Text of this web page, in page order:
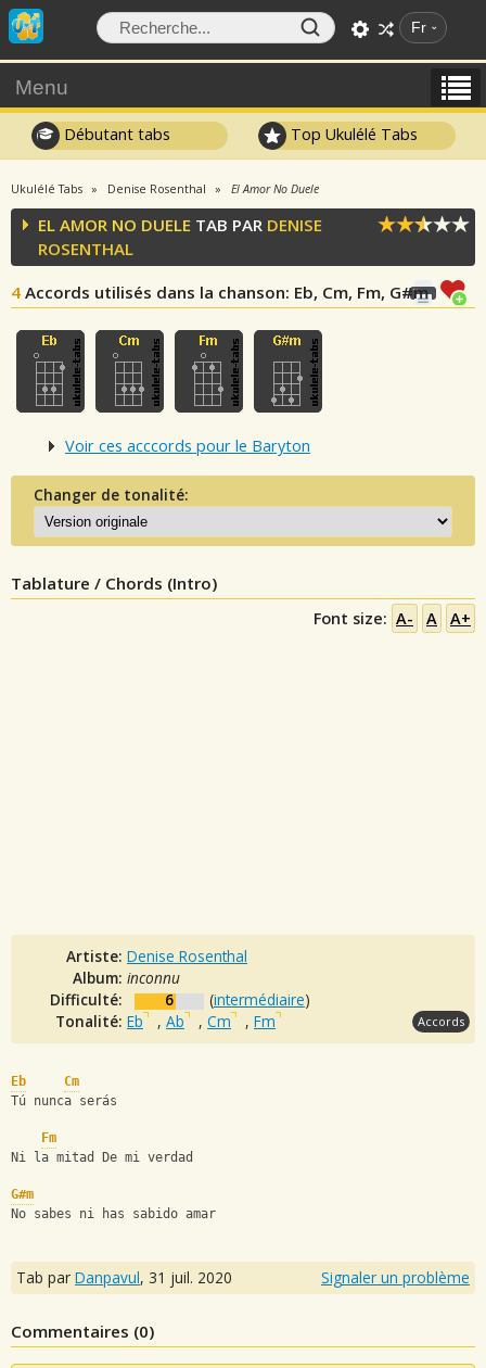
Fr
Menu
Débutant tabs Top Ukulélé Tabs
Ukulélé Tabs Denise Rosenthal El Amor No Duele
EL AMOR NO DUELE TAB PAR DENISE
ROSENTHAL
4 Accords utilisés dans la chanson: Eb, Cm, Fm, G#m
Voir ces acccords pour le Baryton
Changer de tonalité:
Tablature / Chords (Intro)
Font size: A- A A+
Artiste: Denise Rosenthal
Album: inconnu
Difficulté:
6 (intermédiaire)
Tonalité: Eb , Ab , Cm , Fm Accords
Eb
Cm
Tú nunca serás
Fm
Ni la mitad De mi verdad
G#m
No sabes ni has sabido amar
Tab par Danpavul, 31 juil. 2020 Signaler un problème
Commentaires (0)